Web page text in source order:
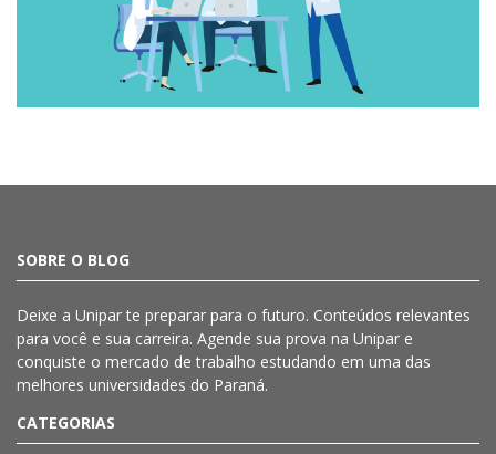
SOBRE O BLOG
Deixe a Uniparte preparar para o futuro. Conteúdos relevantes
para você e sua carreira. Agende sua prova na Unipar e
conquiste o mercado de trabalho estudando em uma das
melhores universidades do Paraná.
CATEGORIAS